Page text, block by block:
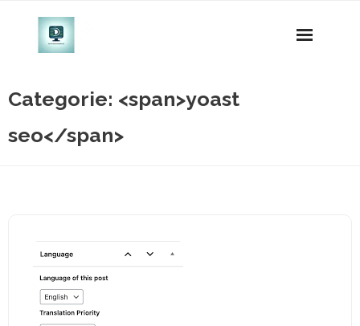
Categorie: <span>yoast
seo</span>